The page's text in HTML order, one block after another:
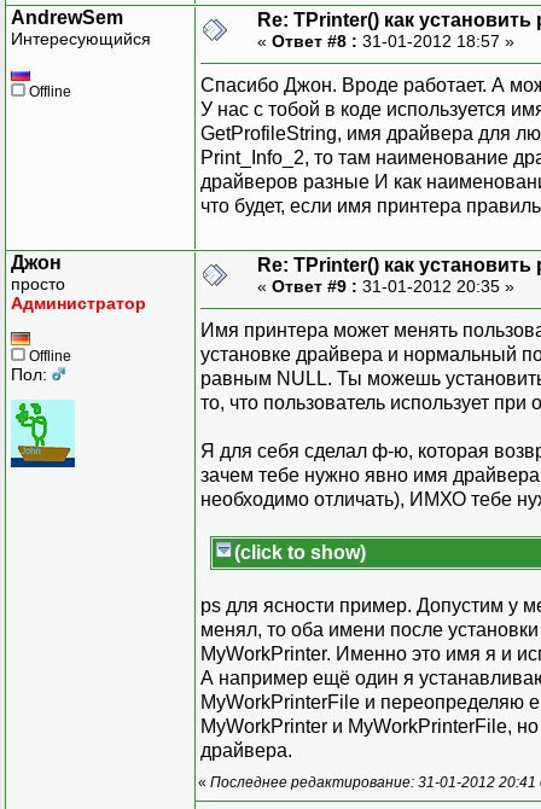
AndrewSem
Интересующийся
Offline
Re: TPrinter() как
« Ответ #8 : 31-01-2012 18:57 »
Спасибо Джон. Вроде работает. А
У нас с тобой в коде используется
GetProfileString, имя драйвера для
Print_Info_2, то там наименование
драйверов разные И как
что будет, если имя принтера
Джон
просто
Администратор
Offline
Пол:
Re: TPrinter() как
« Ответ #9 : 31-01-2012 20:35 »
Имя принтера может менять
установке драйвера и нормальный
равным NULL. Ты можешь
то, что пользователь использует
Я для себя сделал ф-ю, которая
зачем тебе нужно явно имя
необходимо отличать), ИМХО тебе
(click to show)
ps для ясности пример. Допустим у
менял, то оба имени после
MyWorkPrinter. Именно это имя я и
А например ещё один я
MyWorkPrinterFile и переопределяю
MyWorkPrinter и MyWorkPrinterFile,
драйвера.
« Последнее редактирование: 31-01-2012